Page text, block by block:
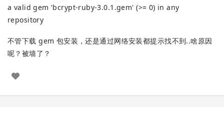
a valid gem 'bcrypt-ruby-3.0.1.gem' (>= 0) in any
repository
不管下载 gem 包安装，还是通过网络安装都提示找不到..啥原因
呢？被墙了？